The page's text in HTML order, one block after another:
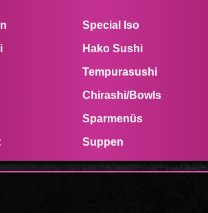
Special Iso
Hako Sushi
Tempurasushi
Chirashi/Bowls
Sparmenüs
Suppen